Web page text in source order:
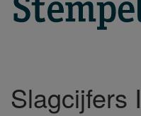
Slagcijfers